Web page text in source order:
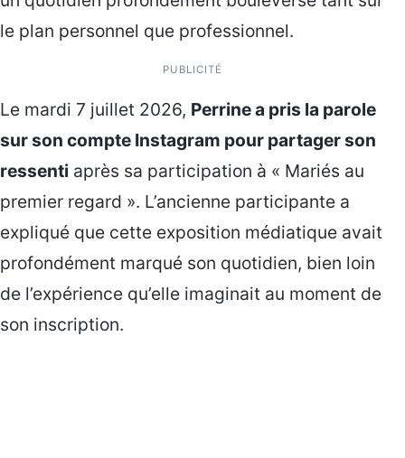
le plan personnel que professionnel.
PUBLICITÉ
Le mardi 7 juillet 2026, Perrine a pris la parole
sur son compte Instagram pour partager son
ressenti après sa participation à « Mariés au
premier regard ». L’ancienne participante a
expliqué que cette exposition médiatique avait
profondément marqué son quotidien, bien loin
de l’expérience qu’elle imaginait au moment de
son inscription.